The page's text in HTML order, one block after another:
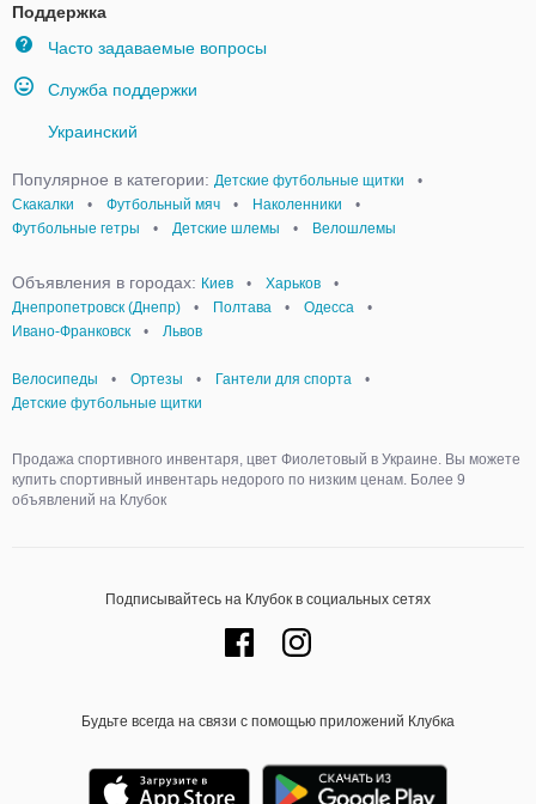
Поддержка
Часто задаваемые вопросы
Служба поддержки
Украинский
Популярное в категории: Детские футбольные щитки
•
Скакалки
• Футбольный мяч • Наколенники
•
Футбольные гетры
• Детские шлемы • Велошлемы
Объявления в городах: Киев • Харьков
•
Днепропетровск (Днепр)
• Полтава • Одесса
•
Ивано-Франковск
• Львов
Велосипеды • Ортезы • Гантели для спорта
•
Детские футбольные щитки
Продажа спортивного инвентаря, цвет Фиолетовый в Украине. Вы можете
купить спортивный инвентарь недорого по низким ценам. Более 9
объявлений на Клубок
Подписывайтесь на Клубок в социальных сетях
Будьте всегда на связи с помощью приложений Клубка